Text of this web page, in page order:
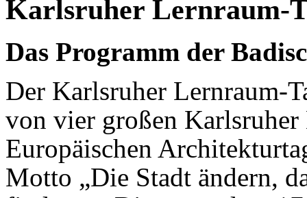
Karlsruher Lernraum-
Das Programm der
Der Karlsruher Lernraum-
von vier großen
Europäischen
Motto „Die Stadt ändern,